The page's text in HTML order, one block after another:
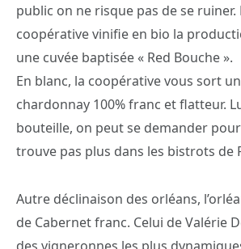
public on ne risque pas de se ruiner.
coopérative vinifie en bio la
une cuvée baptisée « Red Bouche ».
En blanc, la coopérative vous sort
chardonnay 100% franc et flatteur.
bouteille, on peut se demander
trouve pas plus dans les bistrots de
Autre déclinaison des orléans,
de Cabernet franc. Celui de Valérie